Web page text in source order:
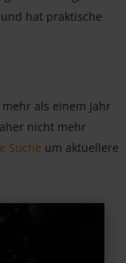
hat praktische
als einem Jahr
nicht mehr
Suche um aktuellere